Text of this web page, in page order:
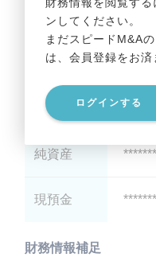
ンしてください。
まだスピードM&A
は、会員登録をお済
ログインする
貸借対照表（B/S）
総資産
有利子負債
純資産
現預金
財務情報補足